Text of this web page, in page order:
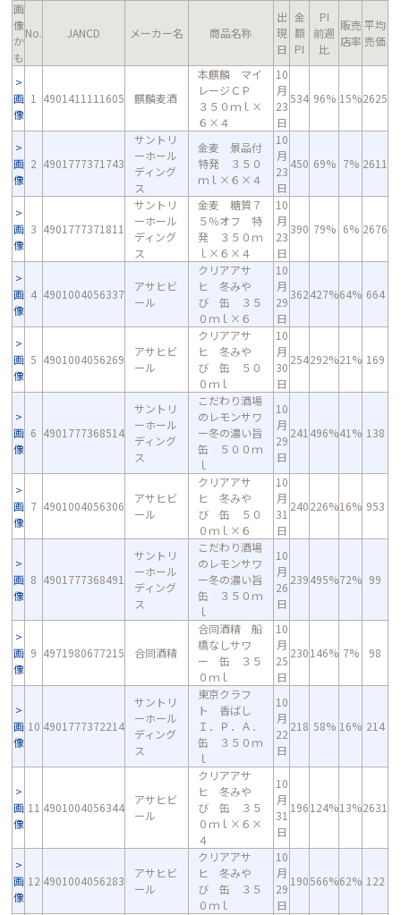
画
像
か
も
No. JANCD メーカー名 商品名称
出
現
日
金
額
PI
PI
前週
比
販売
店率
平均
売価
画
像
1 4901411111605 麒麟麦酒
本麒麟 マイ
レージＣＰ
３５０ｍｌ×
６×４
10
月
23
日
534 96% 15%2625
画
像
2 4901777371743
サントリ
ーホール
ディング
ス
金麦 景品付
特発 ３５０
ｍｌ×６×４
10
月
23
日
450 69% 7% 2611
画
像
3 4901777371811
サントリ
ーホール
ディング
ス
金麦 糖質７
５％オフ 特
発 ３５０ｍ
ｌ×６×４
10
月
23
日
390 79% 6% 2676
画
像
4 4901004056337
アサヒビ
ール
クリアアサ
ヒ 冬みや
び 缶 ３５
０ｍｌ×６
10
月
29
日
362427%64% 664
画
像
5 4901004056269
アサヒビ
ール
クリアアサ
ヒ 冬みや
び 缶 ５０
０ｍｌ
10
月
30
日
254292%21% 169
画
像
6 4901777368514
サントリ
ーホール
ディング
ス
こだわり酒場
のレモンサワ
ー冬の濃い旨
缶 ５００ｍ
ｌ
10
月
29
日
241 496%41% 138
画
像
7 4901004056306
アサヒビ
ール
クリアアサ
ヒ 冬みや
び 缶 ５０
０ｍｌ×６
10
月
31
日
240226%16% 953
画
像
8 4901777368491
サントリ
ーホール
ディング
ス
こだわり酒場
のレモンサワ
ー冬の濃い旨
缶 ３５０ｍ
ｌ
10
月
26
日
239495%72% 99
画
像
9 4971980677215 合同酒精
合同酒精 船
橋なしサワ
ー 缶 ３５
０ｍｌ
10
月
25
日
230146% 7% 98
画
像
10 4901777372214
サントリ
ーホール
ディング
ス
東京クラフ
ト 香ばし
Ｉ．Ｐ．Ａ．
缶 ３５０ｍ
ｌ
10
月
22
日
218 58% 16% 214
画
像
11 4901004056344
アサヒビ
ール
クリアアサ
ヒ 冬みや
び 缶 ３５
０ｍｌ×６×
４
10
月
31
日
196124%13%2631
画
像
12 4901004056283
アサヒビ
ール
クリアアサ
ヒ 冬みや
び 缶 ３５
０ｍｌ
10
月
29
日
190566%62% 122